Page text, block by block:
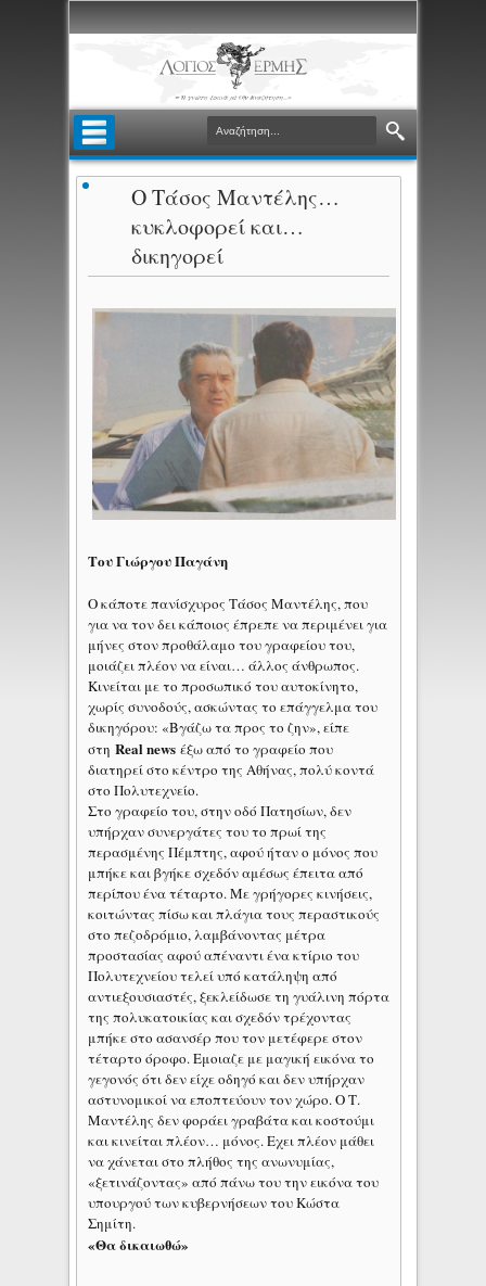
Ο Τάσος Μαντέλης…
κυκλοφορεί και…
δικηγορεί
Του Γιώργου Παγάνη
Ο κάποτε πανίσχυρος Τάσος Μαντέλης, που
για να τον δει κάποιος έπρεπε να περιμένει για
μήνες στον προθάλαμο του γραφείου του,
μοιάζει πλέον να είναι… άλλος άνθρωπος.
Κινείται με το προσωπικό του αυτοκίνητο,
χωρίς συνοδούς, ασκώντας το επάγγελμα του
δικηγόρου: «Βγάζω τα προς το ζην», είπε
στηReal news έξω από το γραφείο που
διατηρεί στο κέντρο της Αθήνας, πολύ κοντά
στο Πολυτεχνείο.
Στο γραφείο του, στην οδό Πατησίων, δεν
υπήρχαν συνεργάτες του το πρωί της
περασμένης Πέμπτης, αφού ήταν ο μόνος που
μπήκε και βγήκε σχεδόν αμέσως έπειτα από
περίπου ένα τέταρτο. Με γρήγορες κινήσεις,
κοιτώντας πίσω και πλάγια τους περαστικούς
στο πεζοδρόμιο, λαμβάνοντας μέτρα
προστασίας αφού απέναντι ένα κτίριο του
Πολυτεχνείου τελεί υπό κατάληψη από
αντιεξουσιαστές, ξεκλείδωσε τη γυάλινη πόρτα
της πολυκατοικίας και σχεδόν τρέχοντας
μπήκε στο ασανσέρ που τον μετέφερε στον
τέταρτο όροφο. Εμοιαζε με μαγική εικόνα το
γεγονός ότι δεν είχε οδηγό και δεν υπήρχαν
αστυνομικοί να εποπτεύουν τον χώρο. Ο Τ.
Μαντέλης δεν φοράει γραβάτα και κοστούμι
και κινείται πλέον… μόνος. Εχει πλέον μάθει
να χάνεται στο πλήθος της ανωνυμίας,
«ξετινάζοντας» από πάνω του την εικόνα του
υπουργού των κυβερνήσεων του Κώστα
Σημίτη.
«Θα δικαιωθώ»